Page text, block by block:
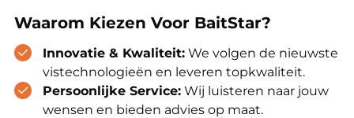
Waarom Kiezen Voor BaitStar?
Innovatie & Kwaliteit: We volgen de nieuwste
vistechnologieën en leveren topkwaliteit.
Persoonlijke Service: Wij luisteren naar jouw
wensen en bieden advies op maat.